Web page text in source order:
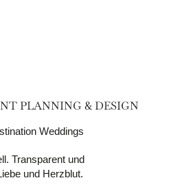
PLANNING & DESIGN
Weddings
Transparent und
und Herzblut.